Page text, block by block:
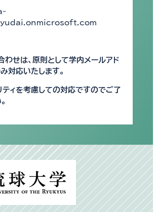
せは、原則として学内メールアド
対応いたします。
ィを考慮しての対応ですのでご了
ン